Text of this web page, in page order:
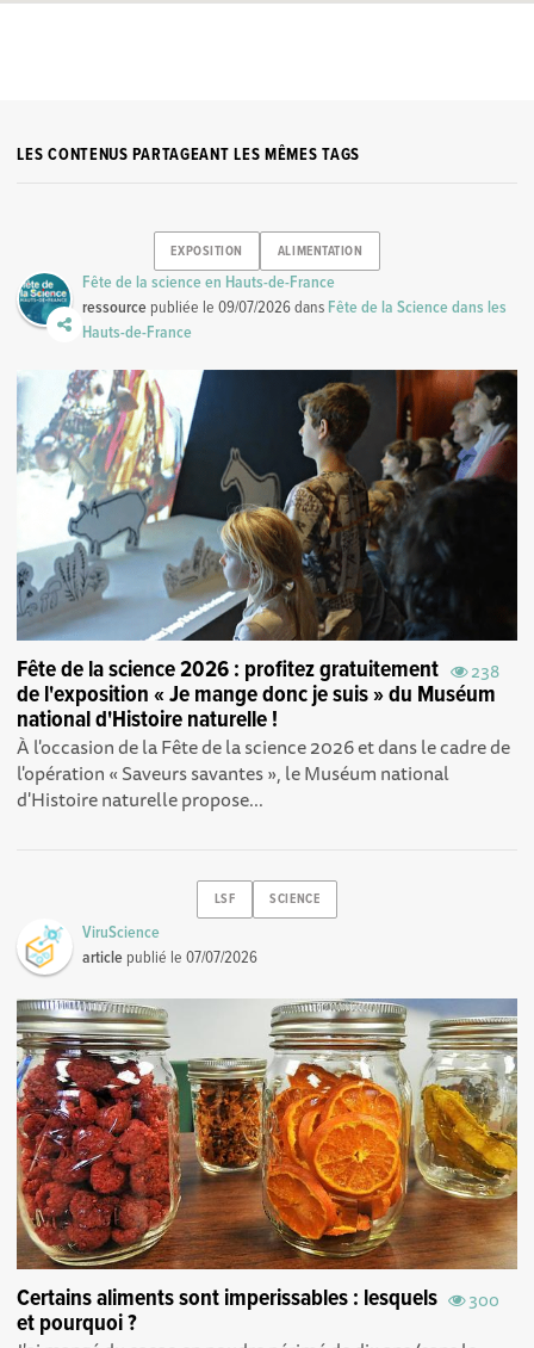
LES CONTENUS PARTAGEANT LES MÊMES TAGS
EXPOSITION ALIMENTATION
Fête de la science en Hauts-de-France
ressource publiée le09/07/2026dans Fête de la Science dans les
Hauts-de-France
238
Fête de la science 2026 : profitez gratuitement
de l'exposition « Je mange donc je suis » du Muséum
national d'Histoire naturelle !
À l'occasion de la Fête de la science 2026 et dans le cadre de
l'opération « Saveurs savantes », le Muséum national
d'Histoire naturelle propose...
LSF SCIENCE
ViruScience
article publié le07/07/2026
300
Certains aliments sont imperissables : lesquels
et pourquoi ?